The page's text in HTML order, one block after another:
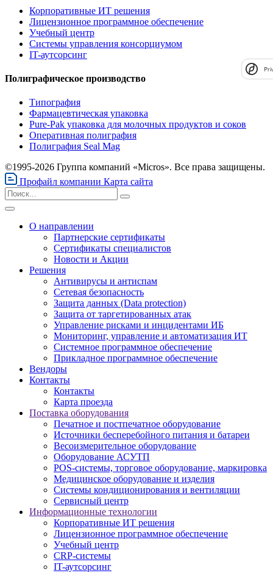
Корпоративные ИТ решения
Лицензионное программное обеспечение
Учебный центр
Системы управления консорциумом
IT-аутсорсинг
Полиграфическое производство
Типография
Фармацевтическая упаковка
Pure-Pak упаковка для молочных продуктов и соков
Оперативная полиграфия
Полиграфия Seal Mag
©1995-2026 Группа компаний «Micros». Все права защищены.
Профайл компании Карта сайта
О направлении
Партнерские сертификаты
Сертификаты специалистов
Новости и Акции
Решения
Антивирусы и антиспам
Сетевая безопасность
Защита данных (Data protection)
Защита от таргетированных атак
Управление рисками и инцидентами ИБ
Мониторинг, управление и автоматизация ИТ
Системное программное обеспечение
Прикладное программное обеспечение
Вендоры
Контакты
Контакты
Карта проезда
Поставка оборудования
Печатное и постпечатное оборудование
Источники бесперебойного питания и батареи
Весоизмерительное оборудование
Оборудование АСУТП
POS-системы, торговое оборудование, маркировка
Медицинское оборудование и изделия
Системы кондиционирования и вентиляции
Сервисный центр
Информационные технологии
Корпоративные ИТ решения
Лицензионное программное обеспечение
Учебный центр
CRP-системы
IT-аутсорсинг